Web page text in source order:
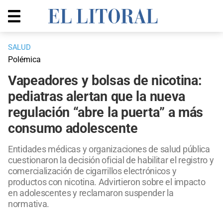
SALUD
Polémica
Vapeadores y bolsas de nicotina:
pediatras alertan que la nueva
regulación “abre la puerta” a más
consumo adolescente
Entidades médicas y organizaciones de salud pública
cuestionaron la decisión oficial de habilitar el registro y
comercialización de cigarrillos electrónicos y
productos con nicotina. Advirtieron sobre el impacto
en adolescentes y reclamaron suspender la
normativa.